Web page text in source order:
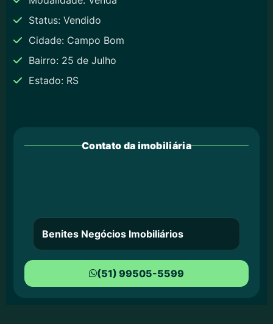
Status: Vendido
Cidade: Campo Bom
Bairro: 25 de Julho
Estado: RS
Contato da imobiliária
Benites Negócios Imobiliários
(51) 99505-5599